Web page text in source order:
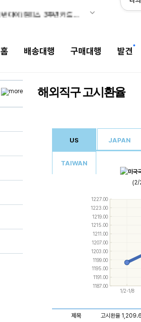
산드로 FINAL SALE! 제니·윤은혜·박보영 등 셀럽 착용템 할인
홈 배송대행 구매대행 발견
해외직구 고시환율
US JAPAN
TAIWAN
(2/
1187.00
1191.00
1195.00
1199.00
1203.00
1207.00
1211.00
1215.00
1219.00
1223.00
1227.00
1/2-1/8
Use
the
up
and
down
keys
to
navigate
between
series.
the
left
keys
제목 고시환율